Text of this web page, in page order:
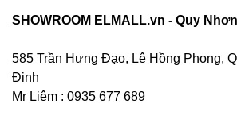
SHOWROOM ELMALL.vn - Quy Nhơn
585 Trần Hưng Đạo, Lê Hồng Phong,
Định
Mr Liêm : 0935 677 689